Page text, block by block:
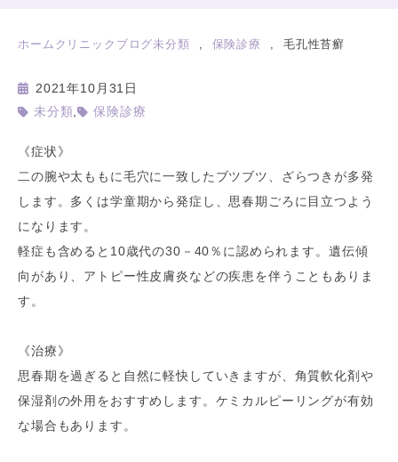
ホーム クリニックブログ未分類 保険診療 毛孔性苔癬
2021年10月31日
未分類 , 保険診療
《症状》
二の腕や太ももに毛穴に一致したブツブツ、ざらつきが多発
します。多くは学童期から発症し、思春期ごろに目立つよう
になります。
軽症も含めると10歳代の30－40％に認められます。遺伝傾
向があり、アトピー性皮膚炎などの疾患を伴うこともありま
す。
《治療》
思春期を過ぎると自然に軽快していきますが、角質軟化剤や
保湿剤の外用をおすすめします。ケミカルピーリングが有効
な場合もあります。